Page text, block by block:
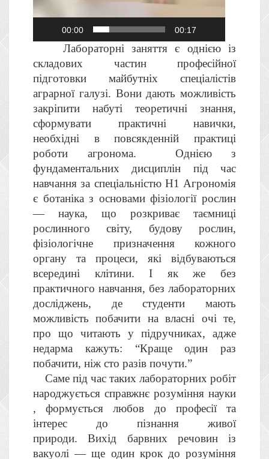
00:00 00:17
Лабораторні заняття є однією із
складових частин професійної
підготовки майбутніх спеціалістів
аграрної галузі. Вони дають можливість
закріпити набуті теоретичні знання,
сформувати практичні навички,
необхідні в повсякденній практиці
роботи агронома.
Однією з
фундаментальних дисциплін під час
навчання за спеціальністю Н1 Агрономія
є ботаніка з основами фізіології рослин
— наука, що розкриває таємниці
рослинного світу, будову рослин,
фізіологічне призначення кожного
органу та процеси, які відбуваються
всередині клітини. І як же без
практичного навчання, без лабораторних
досліджень, де студенти мають
можливість побачити на власні очі те,
про що читають у підручниках, адже
недарма кажуть: “Краще один раз
побачити, ніж сто разів почути.”
Саме під час таких лабораторних робіт
народжується справжнє розуміння науки
, формується любов до професії та
інтерес до пізнання живої
природи.Вихід барвних речовин із
вакуолі — ще один крок до розуміння